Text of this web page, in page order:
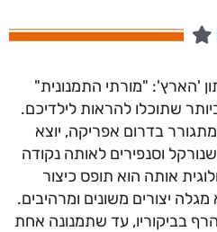
'הארץ': "מורתי התמנונית"
שתוכלו להראות לילדיכם.
בדרום אפריקה, יוצא
וסנפירים לאותה נקודה
אותה הוא תופס כיצור
יצורים משונים ומרהיבים.
בביקוריו, עד שתמנונה אחת